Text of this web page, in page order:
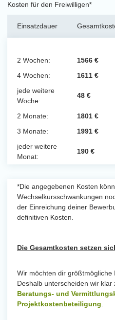
Kosten für den Freiwilligen*
Einsatzdauer
2 Wochen: 1566 €
4 Wochen:
1611 €
jede weitere
Woche:
48 €
2 Monate: 1801 €
3 Monate:
1991 €
jeder weitere
Monat:
190 €
*Die angegebenen Kosten
Wechselkursschwankungen
der Einreichung deiner
definitiven Kosten.
Die Gesamtkosten setzen
Wir möchten dir größtmögliche
Deshalb unterscheiden wir klar
Beratungs- und
Projektkostenbeteiligung